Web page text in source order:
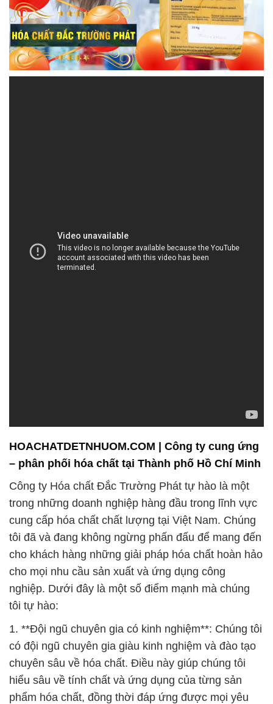
HOACHATDETNHUOM.COM | Công ty cung ứng
– phân phối hóa chất tại Thành phố Hồ Chí Minh
Công ty Hóa chất Đắc Trường Phát tự hào là một
trong những doanh nghiệp hàng đầu trong lĩnh vực
cung cấp hóa chất chất lượng tại Việt Nam. Chúng
tôi đã và đang không ngừng phấn đấu để mang đến
cho khách hàng những giải pháp hóa chất hoàn hảo
cho mọi nhu cầu sản xuất và ứng dụng công
nghiệp. Dưới đây là một số điểm mạnh mà chúng
tôi tự hào:
1. **Đội ngũ chuyên gia có kinh nghiệm**: Chúng tôi
có đội ngũ chuyên gia giàu kinh nghiệm và đào tạo
chuyên sâu về hóa chất. Điều này giúp chúng tôi
hiểu sâu về tính chất và ứng dụng của từng sản
phẩm hóa chất, đồng thời đáp ứng được mọi yêu